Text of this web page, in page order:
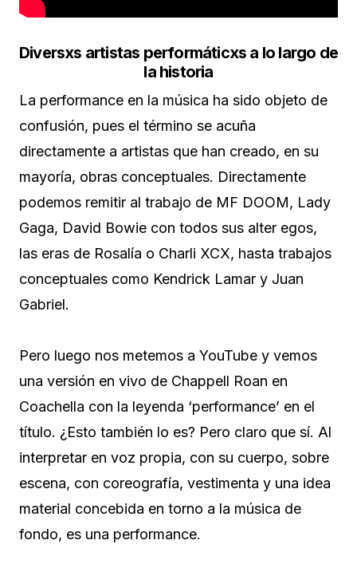
Diversxs artistas performáticxs a lo largo de
la historia
La performance en la música ha sido objeto de
confusión, pues el término se acuña
directamente a artistas que han creado, en su
mayoría, obras conceptuales. Directamente
podemos remitir al trabajo de MF DOOM, Lady
Gaga, David Bowie con todos sus alter egos,
las eras de Rosalía o Charli XCX, hasta trabajos
conceptuales como Kendrick Lamar y Juan
Gabriel.
Pero luego nos metemos a YouTube y vemos
una versión en vivo de Chappell Roan en
Coachella con la leyenda ‘performance’ en el
título. ¿Esto también lo es? Pero claro que sí. Al
interpretar en voz propia, con su cuerpo, sobre
escena, con coreografía, vestimenta y una idea
material concebida en torno a la música de
fondo, es una performance.